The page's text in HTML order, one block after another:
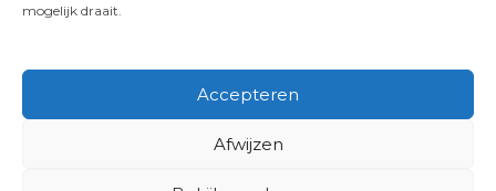
mogelijk draait.
Accepteren
Afwijzen
VOLG ONS OP: